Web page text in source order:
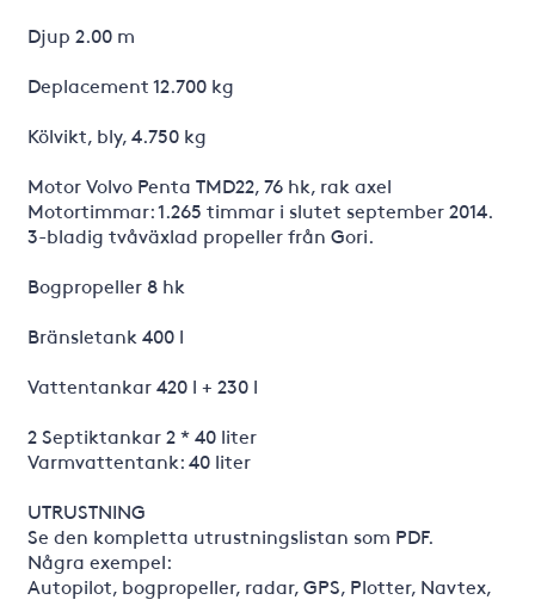
Djup 2.00 m
Deplacement 12.700 kg
Kölvikt, bly, 4.750 kg
Motor Volvo Penta TMD22, 76 hk, rak axel
Motortimmar: 1.265 timmar i slutet september 2014.
3-bladig tvåväxlad propeller från Gori.
Bogpropeller 8 hk
Bränsletank 400 l
Vattentankar 420 l + 230 l
2 Septiktankar 2 * 40 liter
Varmvattentank: 40 liter
UTRUSTNING
Se den kompletta utrustningslistan som PDF.
Några exempel:
Autopilot, bogpropeller, radar, GPS, Plotter, Navtex,